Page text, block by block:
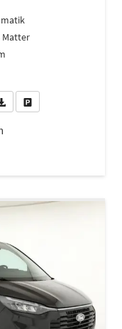
Matter
Sie an
PDF-Datei, Fahrzeugexposé